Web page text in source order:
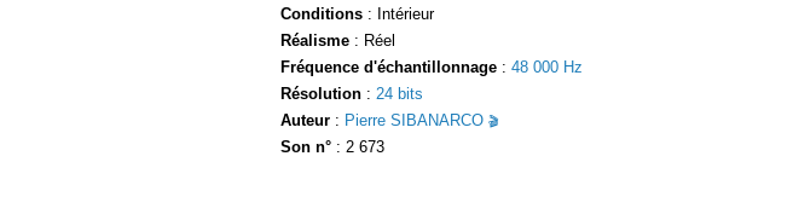
Conditions : Intérieur
Réalisme : Réel
Fréquence d'échantillonnage : 48 000 Hz
Résolution : 24 bits
Auteur : Pierre SIBANARCO
Son n° : 2 673